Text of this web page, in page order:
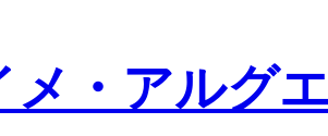
メ・アルグ